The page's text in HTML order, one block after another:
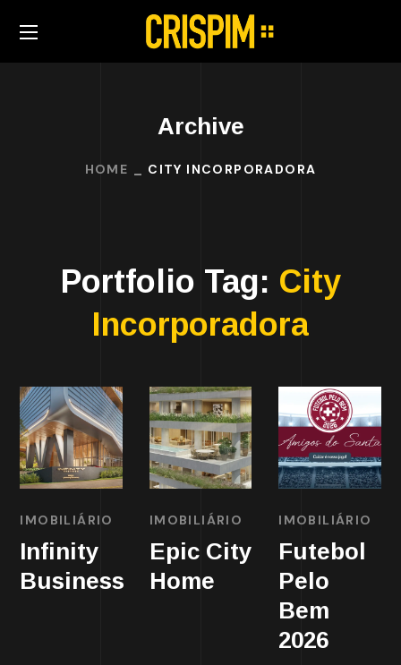
Archive
HOME CITY INCORPORADORA
Portfolio Tag: City
Incorporadora
IMOBILIÁRIO
Infinity
Business
IMOBILIÁRIO
Epic City
Home
IMOBILIÁRIO
Futebol
Pelo
Bem
2026